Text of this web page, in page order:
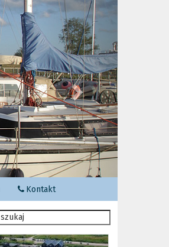
Następny
Kontakt